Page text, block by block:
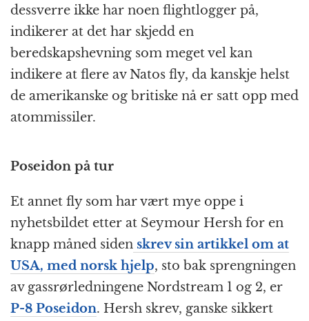
dessverre ikke har noen flightlogger på,
indikerer at det har skjedd en
beredskapshevning som meget vel kan
indikere at flere av Natos fly, da kanskje helst
de amerikanske og britiske nå er satt opp med
atommissiler.
Poseidon på tur
Et annet fly som har vært mye oppe i
nyhetsbildet etter at Seymour Hersh for en
knapp måned siden skrev sin artikkel om at
USA, med norsk hjelp, sto bak sprengningen
av gassrørledningene Nordstream 1 og 2, er
P-8 Poseidon. Hersh skrev, ganske sikkert